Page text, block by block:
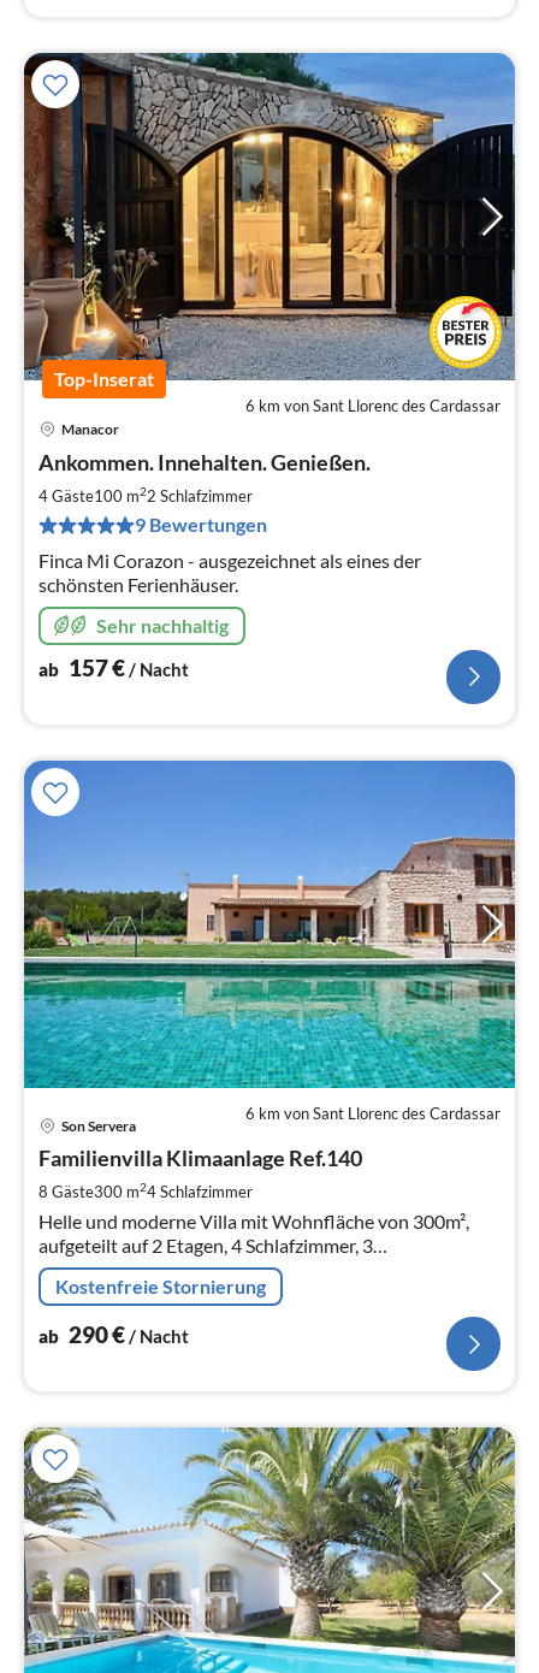
Top-Inserat
6 km von Sant Llorenc des Cardassar
Manacor
Ankommen. Innehalten. Genießen.
4 Gäste100 m22 Schlafzimmer
9 Bewertungen
Finca Mi Corazon - ausgezeichnet als eines der
schönsten Ferienhäuser.
Sehr nachhaltig
ab 157€/ Nacht
6 km von Sant Llorenc des Cardassar
Son Servera
Familienvilla Klimaanlage Ref.140
8 Gäste300 m24Schlafzimmer
Helle und moderne Villa mit Wohnfläche von 300m²,
aufgeteilt auf 2 Etagen, 4 Schlafzimmer, 3
BAdezimmer,Klimaanlage, eingezäunter Pool, Spielplatz
und Billiard.
Kostenfreie Stornierung
ab 290€/ Nacht